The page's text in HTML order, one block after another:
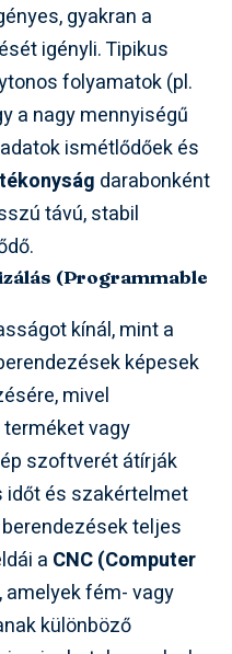
gyakran a
igényli. Tipikus
folyamatok (pl.
a nagy mennyiségű
ismétlődőek és
darabonként
távú, stabil
(Programmable
kínál, mint a
képesek
mivel
vagy
szoftverét átírják
időt és szakértelmet
teljes
a CNC (Computer
, amelyek fém- vagy
különböző